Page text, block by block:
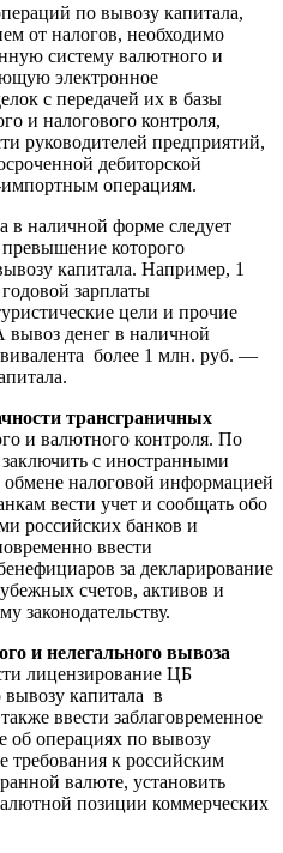
по вывозу капитала,
от налогов, необходимо
систему валютного и
электронное
с передачей их в базы
и налогового контроля,
руководителей предприятий,
дебиторской
импортным операциям.
в наличной форме следует
которого
капитала. Например, 1
зарплаты
цели и прочие
денег в наличной
более 1 млн. руб. —
трансграничных
и валютного контроля. По
с иностранными
обмене налоговой информацией
вести учет и сообщать обо
российских банков и
ввести
за декларирование
счетов, активов и
законодательству.
и нелегального вывоза
лицензирование ЦБ
капитала в
ввести заблаговременное
об операциях по вывозу
требования к российским
валюте, установить
позиции коммерческих